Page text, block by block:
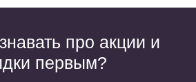
про акции и
первым?